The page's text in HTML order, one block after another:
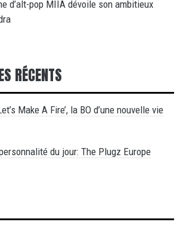
d’alt-pop MIIA dévoile son ambitieux
RÉCENTS
Make A Fire’, la BO d’une nouvelle vie
du jour: The Plugz Europe